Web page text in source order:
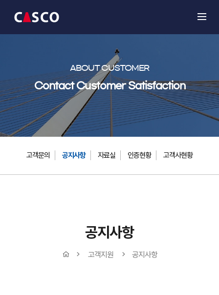
ABOUT CUSTOMER
Contact Customer Satisfaction
고객문의 공지사항 자료실 인증현황 고객사현황
공지사항
고객지원 공지사항